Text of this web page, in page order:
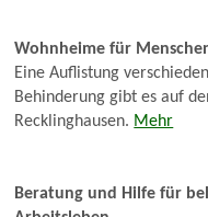
Wohnheime für
Eine Auflistung
Behinderung gibt es auf
Recklinghausen. Mehr
Beratung und Hilfe für